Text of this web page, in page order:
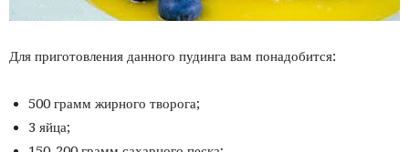
Для приготовления данного пудинга вам понадобится:
500 грамм жирного творога;
3 яйца;